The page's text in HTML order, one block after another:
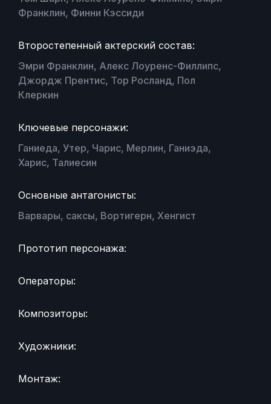
Франклин, Финни Кэссиди
Второстепенный актерский состав:
Эмри Франклин, Алекс Лоуренс-Филлипс,
Джордж Прентис, Тор Росланд, Пол
Клеркин
Ключевые персонажи:
Ганиеда, Утер, Чарис, Мерлин, Ганиэда,
Харис, Талиесин
Основные антагонисты:
Варвары, саксы, Вортигерн, Хенгист
Прототип персонажа:
Операторы:
Композиторы:
Художники:
Монтаж: